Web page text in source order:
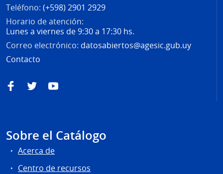
Teléfono: (+598) 2901 2929
Horario de atención:
Lunes a viernes de 9:30 a 17:30 hs.
Correo electrónico: datosabiertos@agesic.gub.uy
Contacto
FacebookTwitterYouTube
Sobre el Catálogo
Acerca de
Centro de recursos